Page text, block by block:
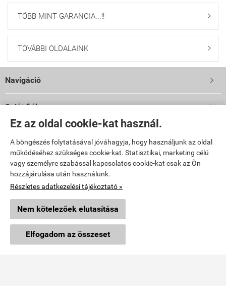
Ez az oldal cookie-kat használ.
A böngészés folytatásával jóváhagyja, hogy használjunk az oldal
működéséhez szükséges cookie-kat. Statisztikai, marketing célú
vagy személyre szabással kapcsolatos cookie-kat csak az Ön
hozzájárulása után használunk.
Részletes adatkezelési tájékoztató »
Nem kötelezőek elutasítása
Elfogadom az összeset
TÖBB MINT GARANCIA...!! 
TOVÁBBI OLDALAINK 
Navigáció 
Saját fiók 
Üzemeltető
Vibi Kft.
9024 Győr, Malomszéki u. 3-5.
TELEFON: 06 96 444 600
E-mail: info@vibi.hu
Facebook
GARDENA Combisystem saraboló
Részletek »